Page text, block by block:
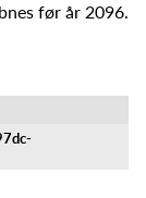
før år 2096.